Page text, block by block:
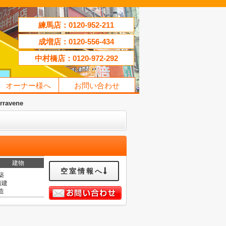
練馬店：0120-952-211
成増店：0120-556-434
中村橋店：0120-972-292
オーナー様へ お問い合わせ
建物
建
空室情報へ